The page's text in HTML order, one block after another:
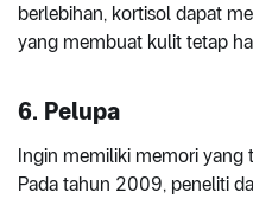
berlebihan, kortisol dapat
yang membuat kulit tetap
6. Pelupa
Ingin memiliki memori yang
Pada tahun 2009, peneliti